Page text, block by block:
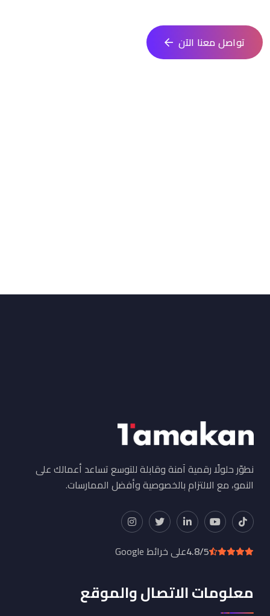
تواصل معنا الآن
نطوّر حلولًا رقمية آمنة وقابلة للتوسع تساعد أعمالك على
النمو، مع الالتزام بالخصوصية وأفضل الممارسات.
4.8/5على خرائط Google
معلومات الاتصال والموقع